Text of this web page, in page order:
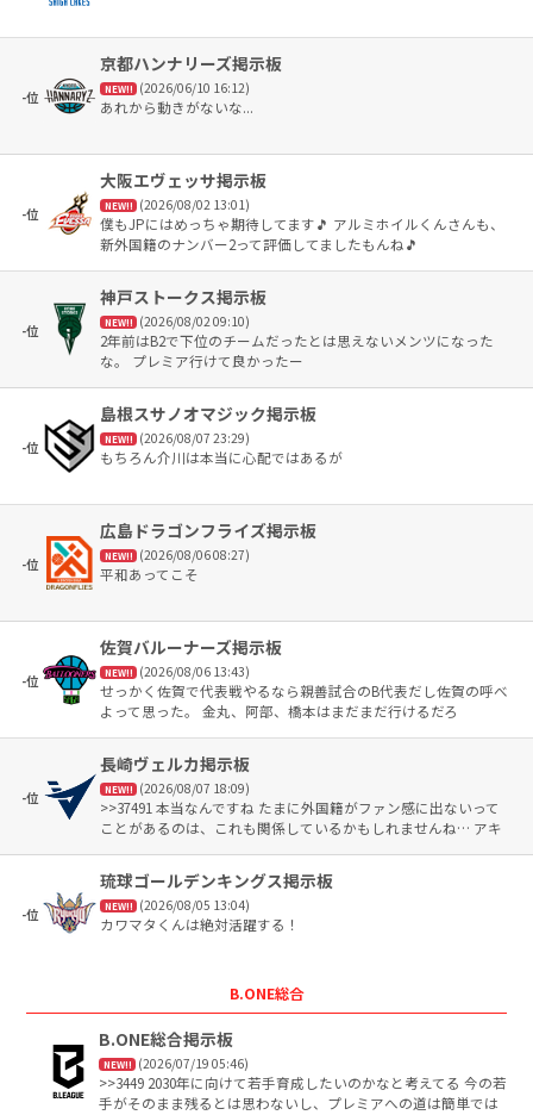
-位
京都ハンナリーズ掲示板
NEW!! (2026/06/10 16:12)
あれから動きがないな...
-位
大阪エヴェッサ掲示板
NEW!! (2026/08/02 13:01)
僕もJPにはめっちゃ期待してます🎵 アルミホイルくんさんも、
新外国籍のナンバー2って評価してましたもんね🎵
-位
神戸ストークス掲示板
NEW!! (2026/08/02 09:10)
2年前はB2で下位のチームだったとは思えないメンツになった
な。 プレミア行けて良かったー
-位
島根スサノオマジック掲示板
NEW!! (2026/08/07 23:29)
もちろん介川は本当に心配ではあるが
-位
広島ドラゴンフライズ掲示板
NEW!! (2026/08/06 08:27)
平和あってこそ
-位
佐賀バルーナーズ掲示板
NEW!! (2026/08/06 13:43)
せっかく佐賀で代表戦やるなら親善試合のB代表だし佐賀の呼べ
よって思った。 金丸、阿部、橋本はまだまだ行けるだろ
-位
長崎ヴェルカ掲示板
NEW!! (2026/08/07 18:09)
>>37491 本当なんですね たまに外国籍がファン感に出ないって
ことがあるのは、これも関係しているかもしれませんね… アキ
-位
琉球ゴールデンキングス掲示板
NEW!! (2026/08/05 13:04)
カワマタくんは絶対活躍する！
B.ONE総合
B.ONE総合掲示板
NEW!! (2026/07/19 05:46)
>>3449 2030年に向けて若手育成したいのかなと考えてる 今の若
手がそのまま残るとは思わないし、プレミアへの道は簡単では